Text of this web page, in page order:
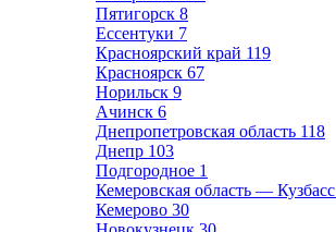
Пятигорск 8
Ессентуки 7
Красноярский край 119
Красноярск 67
Норильск 9
Ачинск 6
Днепропетровская область 118
Днепр 103
Подгородное 1
Кемеровская область — Кузбасс
Кемерово 30